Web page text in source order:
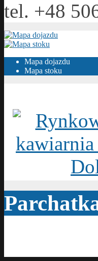
tel. +48
Mapa dojazdu
Mapa stoku